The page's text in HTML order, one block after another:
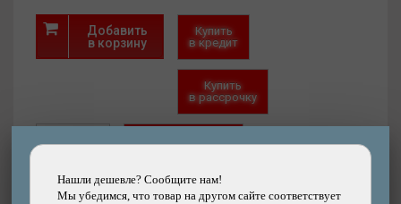
Нашли дешевле? Сообщите нам!
Мы убедимся, что товар на другом сайте соответствует
Добавить
в корзину
Купить
в кредит
Купить
в рассрочку